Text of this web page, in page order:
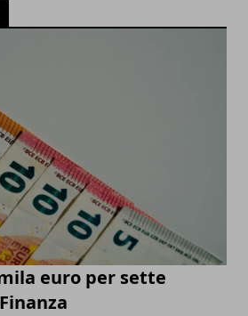
euro per sette